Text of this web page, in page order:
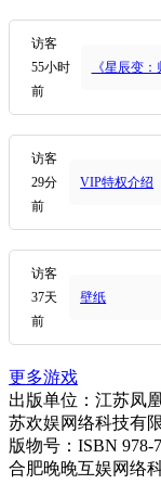
访客
55小时
前
《星辰变
访客
29分
前
VIP特权介绍
访客
37天
前
壁纸
更多游戏
出版单位：江苏凤
苏欢娱网络科技有
版物号：ISBN 978-
合肥晚晚互娱网络